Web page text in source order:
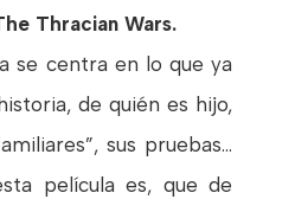
Thracian Wars.
se centra en lo que ya
de quién es hijo,
sus pruebas…
película es, que de